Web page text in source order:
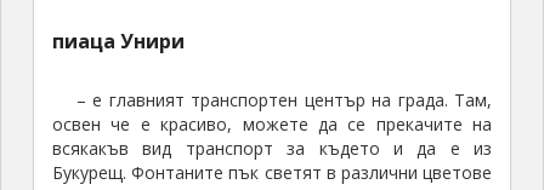
пиаца Унири
– е главният транспортен център на града. Там,
освен че е красиво, можете да се прекачите на
всякакъв вид транспорт за където и да е из
Букурещ. Фонтаните пък светят в различни цветове